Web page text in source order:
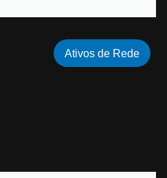
Ativos de Rede